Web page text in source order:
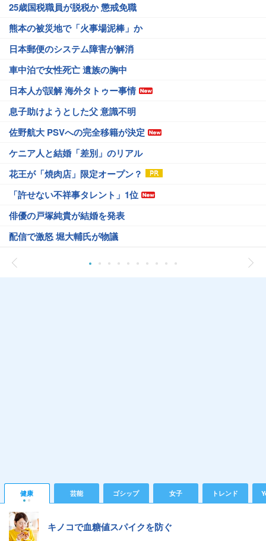
25歳国税職員が脱税か 懲戒免職
熊本の被災地で「火事場泥棒」か
日本郵便のシステム障害が解消
車中泊で女性死亡 遺族の胸中
日本人が誤解 海外タトゥー事情
息子助けようとした父 意識不明
佐野航大 PSVへの完全移籍が決定
ケニア人と結婚「差別」のリアル
花王が「焼肉店」限定オープン？
「許せない不祥事タレント」1位
俳優の戸塚純貴が結婚を発表
配信で激怒 堀大輔氏が物議
健康 芸能 ゴシップ 女子 トレンド
キノコで血糖値スパイクを防ぐ